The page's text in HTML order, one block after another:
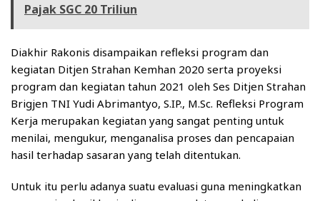
Pajak SGC 20 Triliun
Diakhir Rakonis disampaikan refleksi program dan
kegiatan Ditjen Strahan Kemhan 2020 serta proyeksi
program dan kegiatan tahun 2021 oleh Ses Ditjen Strahan
Brigjen TNI Yudi Abrimantyo, S.IP., M.Sc. Refleksi Program
Kerja merupakan kegiatan yang sangat penting untuk
menilai, mengukur, menganalisa proses dan pencapaian
hasil terhadap sasaran yang telah ditentukan.
Untuk itu perlu adanya suatu evaluasi guna meningkatkan